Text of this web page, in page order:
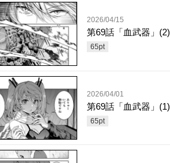
2026/04/15
第69話「血武器」(2)
65pt
2026/04/01
第69話「血武器」(1)
65pt